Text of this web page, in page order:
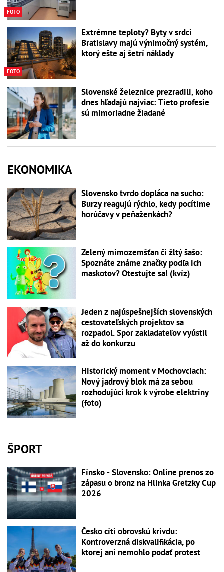
FOTO
FOTO
Extrémne teploty? Byty v srdci
Bratislavy majú výnimočný systém,
ktorý ešte aj šetrí náklady
Slovenské železnice prezradili, koho
dnes hľadajú najviac: Tieto profesie
sú mimoriadne žiadané
EKONOMIKA
Slovensko tvrdo dopláca na sucho:
Burzy reagujú rýchlo, kedy pocítime
horúčavy v peňaženkách?
Zelený mimozemšťan či žltý šašo:
Spoznáte známe značky podľa ich
maskotov? Otestujte sa! (kvíz)
Jeden z najúspešnejších slovenských
cestovateľských projektov sa
rozpadol. Spor zakladateľov vyústil
až do konkurzu
Historický moment v Mochovciach:
Nový jadrový blok má za sebou
rozhodujúci krok k výrobe elektriny
(foto)
ŠPORT
Fínsko - Slovensko: Online prenos zo
zápasu o bronz na Hlinka Gretzky Cup
2026
Česko cíti obrovskú krivdu:
Kontroverzná diskvalifikácia, po
ktorej ani nemohlo podať protest